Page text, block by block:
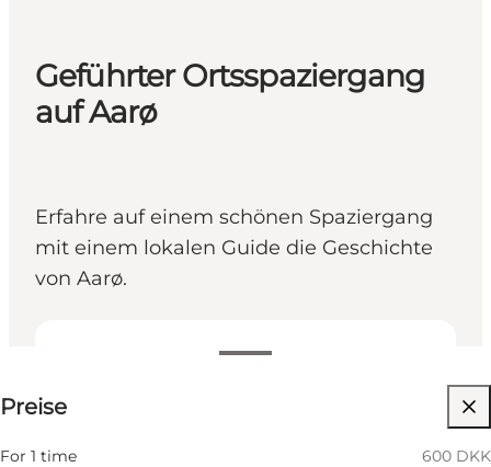
Geführter Ortsspaziergang
auf Aarø
Erfahre auf einem schönen Spaziergang
mit einem lokalen Guide die Geschichte
von Aarø.
Preise
For 1 time 600 DKK